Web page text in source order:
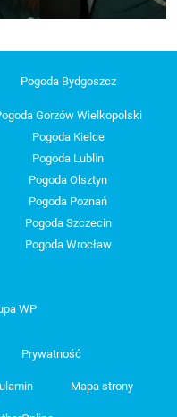
Pogoda Bydgoszcz
Gorzów Wielkopolski
Pogoda Kielce
Pogoda Lublin
Pogoda Olsztyn
Pogoda Poznań
Pogoda Szczecin
Pogoda Wrocław
WP
Prywatność
Mapa strony